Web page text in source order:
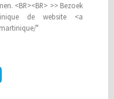
<BR><BR> >> Bezoek
de website <a
"